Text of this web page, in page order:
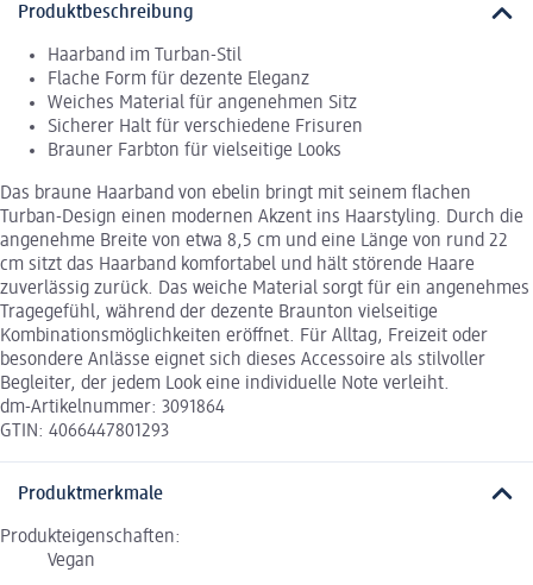
Produktbeschreibung
Haarband im Turban-Stil
Flache Form für dezente Eleganz
Weiches Material für angenehmen Sitz
Sicherer Halt für verschiedene Frisuren
Brauner Farbton für vielseitige Looks
Das braune Haarband von ebelin bringt mit seinem flachen
Turban-Design einen modernen Akzent ins Haarstyling. Durch die
angenehme Breite von etwa 8,5 cm und eine Länge von rund 22
cm sitzt das Haarband komfortabel und hält störende Haare
zuverlässig zurück. Das weiche Material sorgt für ein angenehmes
Tragegefühl, während der dezente Braunton vielseitige
Kombinationsmöglichkeiten eröffnet. Für Alltag, Freizeit oder
besondere Anlässe eignet sich dieses Accessoire als stilvoller
Begleiter, der jedem Look eine individuelle Note verleiht.
dm-Artikelnummer: 3091864
GTIN: 4066447801293
Produktmerkmale
Produkteigenschaften:
Vegan